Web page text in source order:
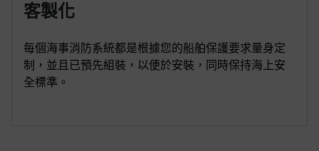
客製化
每個海事消防系統都是根據您的船舶保護要求量身定
制，並且已預先組裝，以便於安裝，同時保持海上安
全標準。